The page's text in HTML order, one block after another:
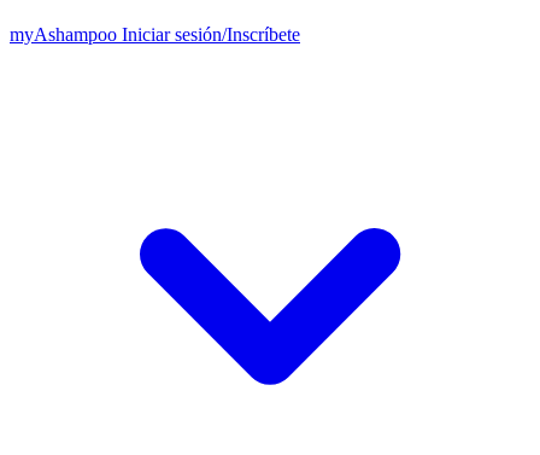
myAshampoo Iniciar sesión/Inscríbete